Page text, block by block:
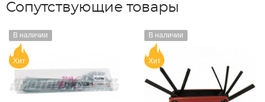
Сопутствующие товары
В наличии
Хит
В наличии
Хит